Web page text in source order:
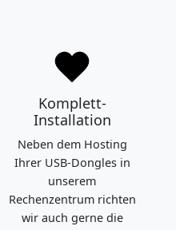
Komplett-
Installation
Neben dem Hosting
Ihrer USB-Dongles in
unserem
Rechenzentrum richten
wir auch gerne die